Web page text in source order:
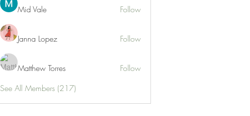
Mid Vale Follow
Janna Lopez Follow
Matthew Torres
Follow
See All Members (217)